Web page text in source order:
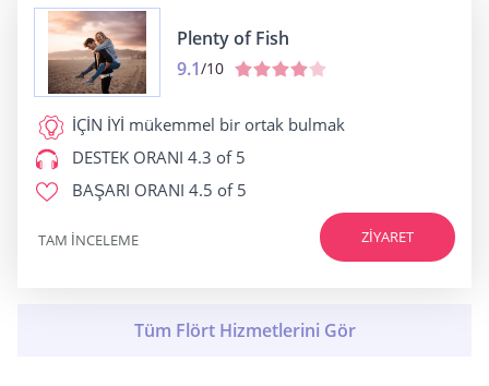
Plenty of Fish
9.1/10
İÇİN İYİ mükemmel bir ortak bulmak
DESTEK ORANI 4.3 of 5
BAŞARI ORANI 4.5 of 5
ZIYARET
TAM INCELEME